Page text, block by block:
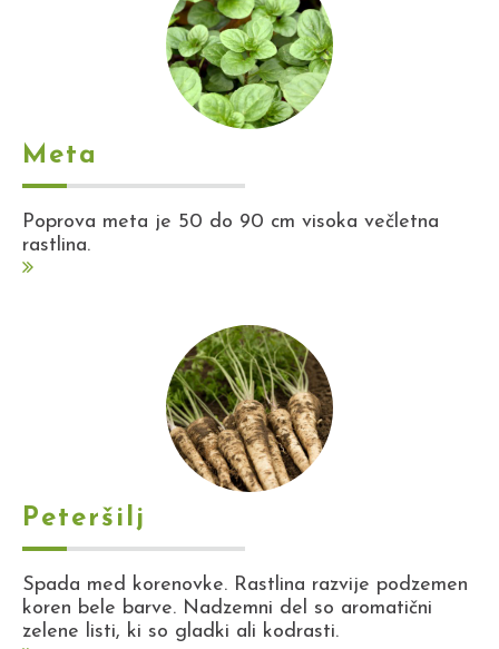
Meta
Poprova meta je 50 do 90 cm visoka večletna
rastlina.
Peteršilj
Spada med korenovke. Rastlina razvije podzemen
koren bele barve. Nadzemni del so aromatični
zelene listi, ki so gladki ali kodrasti.